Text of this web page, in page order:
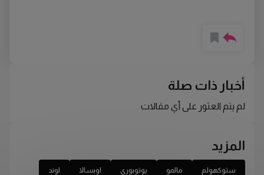
أخبار ذات صلة
لم يتم العثور على أي مقالات
المزيد
ستوكهولم مالمو يوتوبوري اوبسالا لوند